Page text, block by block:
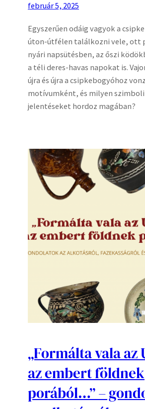
február 5, 2025
Egyszerűen odáig vagyok a
úton-útfélen találkozni vele, ott
nyári napsütésben, az őszi
a téli deres-havas napokat is.
újra és újra a csipkebogyóhoz
motívumként, és milyen
jelentéseket hordoz magában?
„Formálta vala az
az embert földnek
porából…” –